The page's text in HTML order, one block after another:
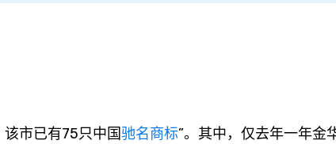
市已有75只中国驰名商标”。其中，仅去年一年金